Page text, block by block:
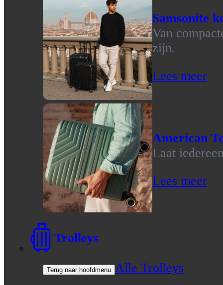
Samsonite
Van
zijn.
Lees meer
American
Laat
Lees meer
Trolleys
Terug naar hoofdmenu Alle Trolleys